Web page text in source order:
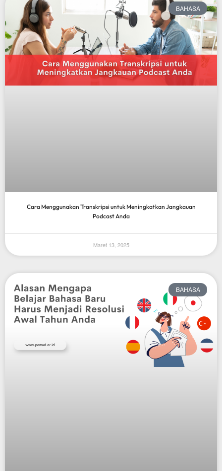
BAHASA
Cara Menggunakan Transkripsi untuk Meningkatkan Jangkauan
Podcast Anda
Maret 13, 2025
BAHASA